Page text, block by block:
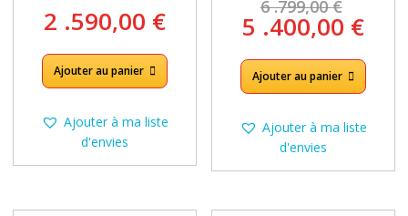
2 .590,00 €
Ajouter au panier
Ajouter à ma liste
d'envies
6 .799,00€ prix
était
6
5 .400,00 €Le
est
Ajouter au panier
Ajouter à ma liste
d'envies